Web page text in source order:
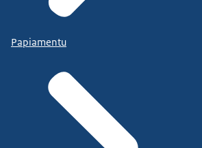
Papiamentu